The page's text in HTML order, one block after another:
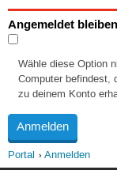
Angemeldet
Wähle diese Option
Computer befindest,
zu deinem Konto
Portal Anmelden